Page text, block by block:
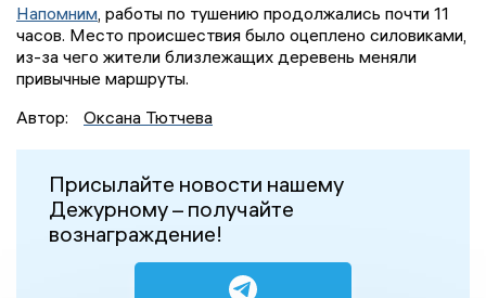
Напомним , работы по тушению продолжались почти 11
часов. Место происшествия было оцеплено силовиками,
из-за чего жители близлежащих деревень меняли
привычные маршруты.
Автор:
Оксана Тютчева
Присылайте новости нашему
Дежурному – получайте
вознаграждение!